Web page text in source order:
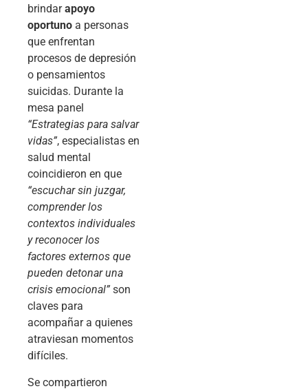
brindarapoyo
oportuno a personas
que enfrentan
procesos de depresión
o pensamientos
suicidas. Durante la
mesa panel
“Estrategias para salvar
vidas”, especialistas en
salud mental
coincidieron en que
“escuchar sin juzgar,
comprender los
contextos individuales
y reconocer los
factores externos que
pueden detonar una
crisis emocional” son
claves para
acompañar a quienes
atraviesan momentos
difíciles.
Se compartieron